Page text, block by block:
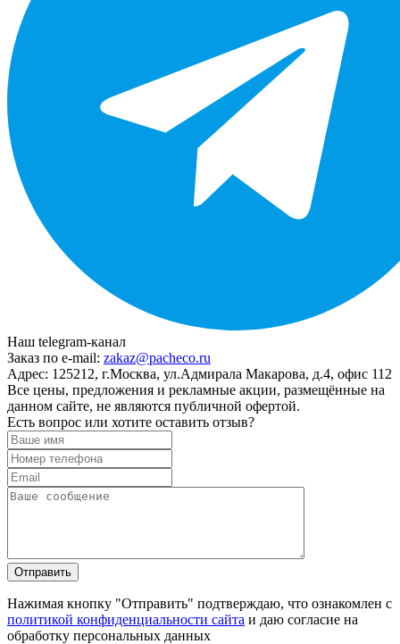
Наш telegram-канал
Заказ по e-mail: zakaz@pacheco.ru
Адрес: 125212, г.Москва, ул.Адмирала Макарова, д.4, офис 112
Все цены, предложения и рекламные акции, размещённые на
данном сайте, не являются публичной офертой.
Есть вопрос или хотите оставить отзыв?
Нажимая кнопку "Отправить" подтверждаю, что ознакомлен с
политикой конфиденциальности сайта и даю согласие на
обработку персональных данных